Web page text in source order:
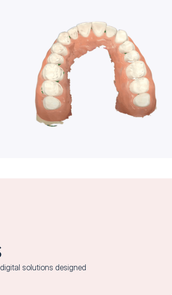
solutions designed